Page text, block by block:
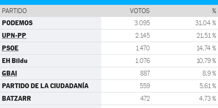
PARTIDO VOTOS %
PODEMOS 3.095 31,04 %
UPN-PP 2.145 21,51 %
PSOE 1.470 14,74 %
EH Bildu 1.076 10,79 %
GBAI 887 8,9 %
PARTIDO DE LA CIUDADANÍA 559 5,61 %
BATZARR 472 4,73 %